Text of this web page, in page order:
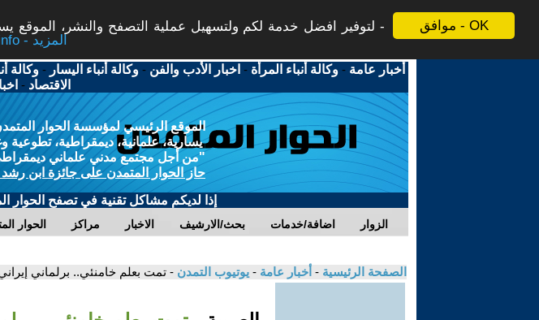
موافق - OK
لتوفير افضل خدمة لكم ولتسهيل عملية التصفح والنشر، الموقع
More info - المزيد
أخبار عامة -وكالة أنباء المرأة - اخبار الأدب والفن -وكالة أنباء اليسار -وكالة
الاقتصاد -
الموقع الرئيسي لمؤسسة الحوار
يسارية، علمانية، ديمقراطية، تطوعية
"من أجل مجتمع مدني علماني ديمقراطي
حاز الحوار المتمدن على جائزة ابن رشد
إذا لديكم مشاكل تقنية في تصفح الحوار
الحوار مراكز الاخبار بحث/الارشيف اضافة/خدمات الزوار
الصفحة الرئيسية - أخبار عامة - يوتيوب التمدن - تمت بعلم خامنئي.. برلماني